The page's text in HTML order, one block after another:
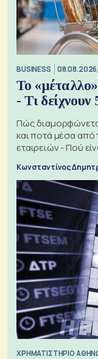
BUSINESS
Το
- Τι δείχνουν
Πώς
και ποτά μέσα από
εταιρειών - Πού
Κωνσταντίνος
XΡΗΜΑΤΙΣΤΗΡΙΟ